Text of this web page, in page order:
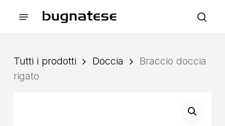
Menu
Tutti i prodotti Doccia
Braccio doccia
rigato